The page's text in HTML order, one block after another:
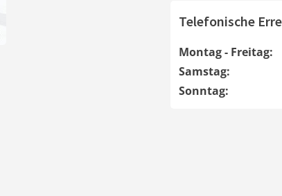
Telefonische
Montag - Freitag:
Samstag:
Sonntag: